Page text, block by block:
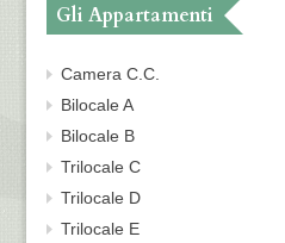
Gli Appartamenti
Camera C.C.
Bilocale A
Bilocale B
Trilocale C
Trilocale D
Trilocale E